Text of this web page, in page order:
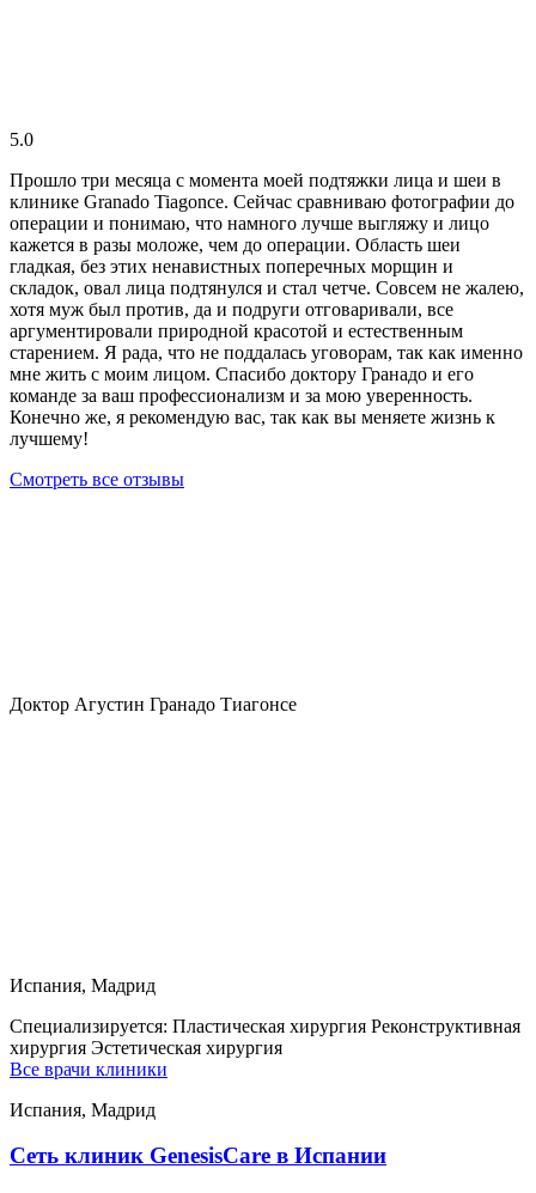
5.0
Прошло три месяца с момента моей подтяжки лица и шеи в
клинике Granado Tiagonce. Сейчас сравниваю фотографии до
операции и понимаю, что намного лучше выгляжу и лицо
кажется в разы моложе, чем до операции. Область шеи
гладкая, без этих ненавистных поперечных морщин и
складок, овал лица подтянулся и стал четче. Совсем не жалею,
хотя муж был против, да и подруги отговаривали, все
аргументировали природной красотой и естественным
старением. Я рада, что не поддалась уговорам, так как именно
мне жить с моим лицом. Спасибо доктору Гранадо и его
команде за ваш профессионализм и за мою уверенность.
Конечно же, я рекомендую вас, так как вы меняете жизнь к
лучшему!
Смотреть все отзывы
Доктор Агустин Гранадо Тиагонсе
Испания, Мадрид
Специализируется: Пластическая хирургия Реконструктивная
хирургия Эстетическая хирургия
Все врачи клиники
Испания, Мадрид
Сеть клиник GenesisСare в Испании